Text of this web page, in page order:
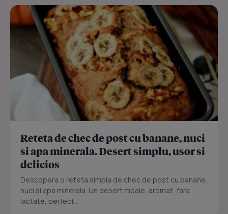
Reteta de chec de post cu banane, nuci
si apa minerala. Desert simplu, usor si
delicios
Descopera o reteta simpla de chec de post cu banane,
nuci si apa minerala. Un desert moale, aromat, fara
lactate, perfect...